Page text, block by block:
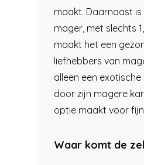
maakt. Daarnaast
mager, met slechts
maakt het een
liefhebbers van
alleen een
door zijn magere
optie maakt voor
Waar komt de